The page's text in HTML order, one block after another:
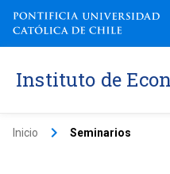
Instituto de
Inicio keyboard_arrow_right Seminarios